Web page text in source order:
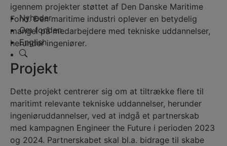
Nyheder
Om fonden
English
igennem projekter støttet af Den Danske Maritime
Fond. Den maritime industri oplever en betydelig
mangel på medarbejdere med tekniske uddannelser,
herunder ingeniører.
Projekt
Dette projekt centrerer sig om at tiltrække flere til
maritimt relevante tekniske uddannelser, herunder
ingeniøruddannelser, ved at indgå et partnerskab
med kampagnen Engineer the Future i perioden 2023
og 2024. Partnerskabet skal bl.a. bidrage til skabe